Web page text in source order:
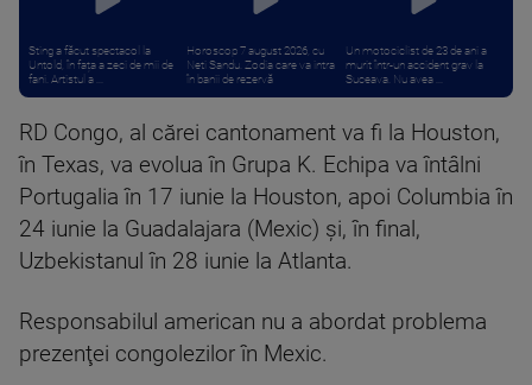
Sting a făcut spectacol la
Untold, în fața a zeci de mii de
fani. Artistul a ...
Horoscop 7 august 2026, cu
Neti Sandu. Zodia care va intra
în banii de rezervă
Un motociclist de 23 de ani a
murit într-un accident grav la
Suceava. Nu avea ...
RD Congo, al cărei cantonament va fi la Houston,
în Texas, va evolua în Grupa K. Echipa va întâlni
Portugalia în 17 iunie la Houston, apoi Columbia în
24 iunie la Guadalajara (Mexic) şi, în final,
Uzbekistanul în 28 iunie la Atlanta.
Responsabilul american nu a abordat problema
prezenţei congolezilor în Mexic.